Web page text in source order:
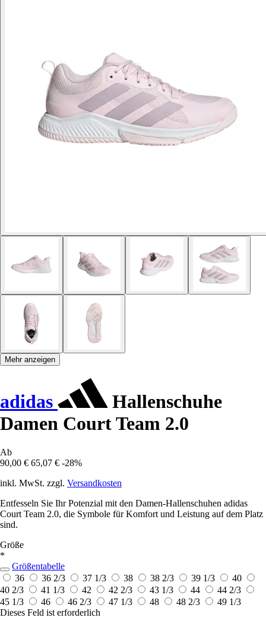
Mehr anzeigen
adidas
Hallenschuhe
Damen Court Team 2.0
Ab
90,00 € 65,07 € -28%
inkl. MwSt. zzgl. Versandkosten
Entfesseln Sie Ihr Potenzial mit den Damen-Hallenschuhen adidas
Court Team 2.0, die Symbole für Komfort und Leistung auf dem Platz
sind.
Größe
*
Größentabelle
36
36 2/3 37 1/3 38 38 2/3 39 1/3
40
40 2/3
41 1/3 42 42 2/3 43 1/3 44
44 2/3
45 1/3
46 46 2/3 47 1/3 48 48 2/3
49 1/3
Dieses Feld ist erforderlich